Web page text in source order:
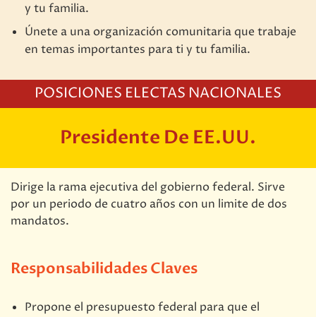
y tu familia.
Únete a una organización comunitaria que trabaje
en temas importantes para ti y tu familia.
POSICIONES ELECTAS NACIONALES
Presidente De EE.UU.
Dirige la rama ejecutiva del gobierno federal. Sirve
por un periodo de cuatro años con un limite de dos
mandatos.
Responsabilidades Claves
Propone el presupuesto federal para que el